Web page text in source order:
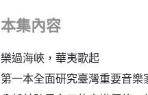
本集內容
樂過海峽，華夷歌起
第一本全面研究臺灣重要音